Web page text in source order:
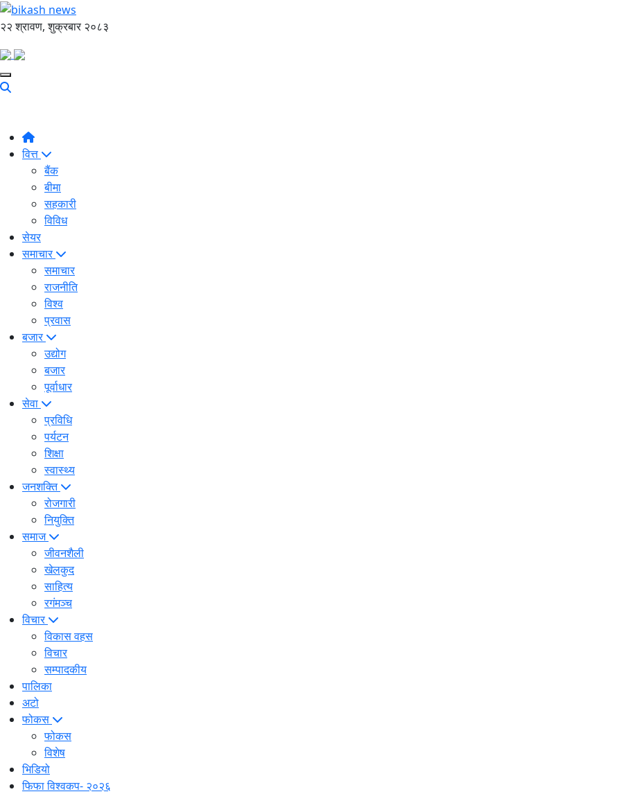
२२ श्रावण, शुक्रबार २०८३
वित्त
बैंक
बीमा
सहकारी
विविध
सेयर
समाचार
समाचार
राजनीति
विश्व
प्रवास
बजार
उद्योग
बजार
पूर्वाधार
सेवा
प्रविधि
पर्यटन
शिक्षा
स्वास्थ्य
जनशक्ति
रोजगारी
नियुक्ति
समाज
जीवनशैली
खेलकुद
साहित्य
रगंमञ्च
विचार
विकास वहस
विचार
सम्पादकीय
पालिका
अटो
फोकस
फोकस
विशेष
भिडियो
फिफा विश्वकप- २०२६